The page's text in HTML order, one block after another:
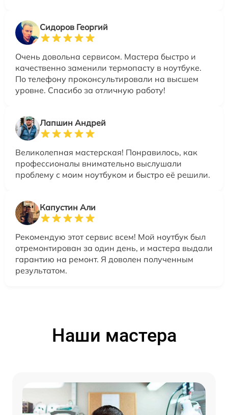
Сидоров Георгий
Очень довольна сервисом. Мастера быстро и
качественно заменили термопасту в ноутбуке.
По телефону проконсультировали на высшем
уровне. Спасибо за отличную работу!
Лапшин Андрей
Великолепная мастерская! Понравилось, как
профессионалы внимательно выслушали
проблему с моим ноутбуком и быстро её решили.
Капустин Али
Рекомендую этот сервис всем! Мой ноутбук был
отремонтирован за один день, и мастера выдали
гарантию на ремонт. Я доволен полученным
результатом.
Наши мастера